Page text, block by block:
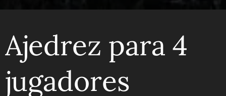
Ajedrez para 4
jugadores